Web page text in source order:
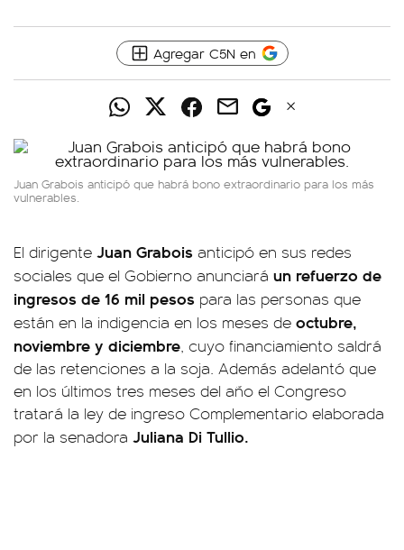
Agregar C5N en
Juan Grabois anticipó que habrá bono extraordinario para los más
vulnerables.
El dirigente Juan Grabois anticipó en sus redes
sociales que el Gobierno anunciará un refuerzo de
ingresos de 16 mil pesos para las personas que
están en la indigencia en los meses de octubre,
noviembre y diciembre, cuyo financiamiento saldrá
de las retenciones a la soja. Además adelantó que
en los últimos tres meses del año el Congreso
tratará la ley de ingreso Complementario elaborada
por la senadora Juliana Di Tullio.